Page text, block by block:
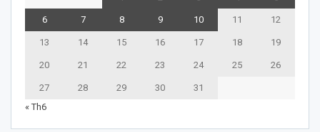
6 7 8 9 10 11 12
13 14 15 16 17 18 19
20 21 22 23 24 25 26
27 28 29 30
31
« Th6